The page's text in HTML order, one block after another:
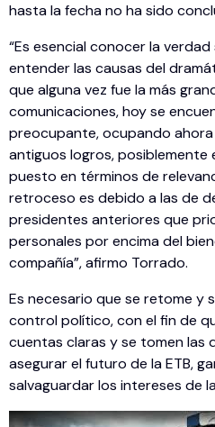
hasta la fecha no ha sido
“Es esencial conocer la
entender las causas del
que alguna vez fue la más
comunicaciones, hoy se
preocupante, ocupando
antiguos logros,
puesto en términos de
retroceso es debido a las de
presidentes anteriores que
personales por encima del
compañía”, afirmo Torrado.
Es necesario que se retome y
control político, con el fin de
cuentas claras y se tomen las
asegurar el futuro de la ETB,
salvaguardar los intereses de